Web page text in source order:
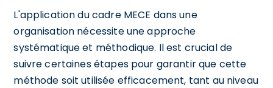
L'application du cadre MECE dans une
organisation nécessite une approche
systématique et méthodique. Il est crucial de
suivre certaines étapes pour garantir que cette
méthode soit utilisée efficacement, tant au niveau